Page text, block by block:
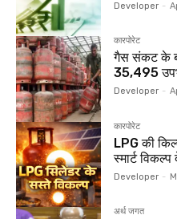
Developer -
कारपोरेट
गैस संकट के
35,495
Developer -
कारपोरेट
LPG की
स्मार्ट विकल्प
Developer -
अर्थ जगत